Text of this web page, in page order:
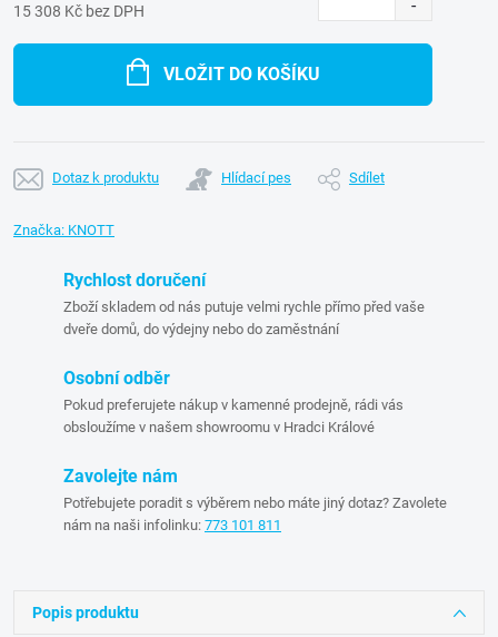
15 308 Kč bez DPH
VLOŽIT DO KOŠÍKU
Dotaz k produktu Hlídací pes Sdílet
Značka: KNOTT
Rychlost doručení
Zboží skladem od nás putuje velmi rychle přímo před vaše
dveře domů, do výdejny nebo do zaměstnání
Osobní odběr
Pokud preferujete nákup v kamenné prodejně, rádi vás
obsloužíme v našem showroomu v Hradci Králové
Zavolejte nám
Potřebujete poradit s výběrem nebo máte jiný dotaz? Zavolete
nám na naši infolinku: 773 101 811
Popis produktu